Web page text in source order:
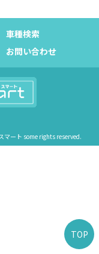
TOP
車種検索
お問い合わせ
ート some rights reserved.